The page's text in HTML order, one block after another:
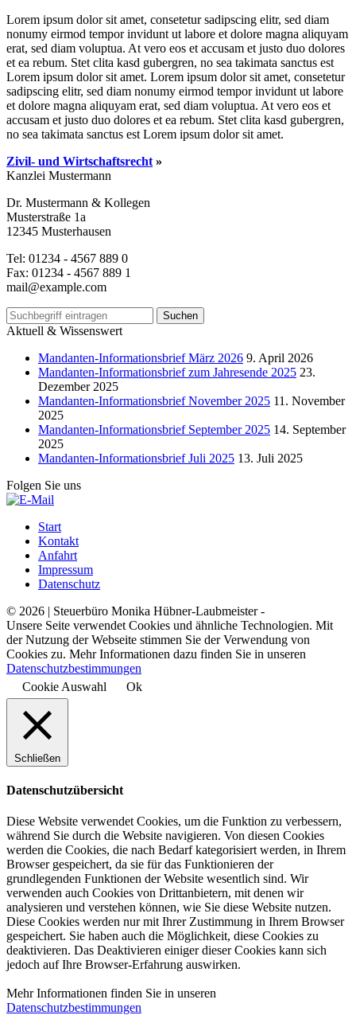
Lorem ipsum dolor sit amet, consetetur sadipscing elitr, sed diam
nonumy eirmod tempor invidunt ut labore et dolore magna aliquyam
erat, sed diam voluptua. At vero eos et accusam et justo duo dolores
et ea rebum. Stet clita kasd gubergren, no sea takimata sanctus est
Lorem ipsum dolor sit amet. Lorem ipsum dolor sit amet, consetetur
sadipscing elitr, sed diam nonumy eirmod tempor invidunt ut labore
et dolore magna aliquyam erat, sed diam voluptua. At vero eos et
accusam et justo duo dolores et ea rebum. Stet clita kasd gubergren,
no sea takimata sanctus est Lorem ipsum dolor sit amet.
Zivil- und Wirtschaftsrecht »
Kanzlei Mustermann
Dr. Mustermann & Kollegen
Musterstraße 1a
12345 Musterhausen
Tel: 01234 - 4567 889 0
Fax: 01234 - 4567 889 1
mail@example.com
Aktuell & Wissenswert
Mandanten-Informationsbrief März 2026 9. April 2026
Mandanten-Informationsbrief zum Jahresende 2025 23.
Dezember 2025
Mandanten-Informationsbrief November 2025 11. November
2025
Mandanten-Informationsbrief September 2025 14. September
2025
Mandanten-Informationsbrief Juli 2025 13. Juli 2025
Folgen Sie uns
Start
Kontakt
Anfahrt
Impressum
Datenschutz
© 2026 | Steuerbüro Monika Hübner-Laubmeister -
Unsere Seite verwendet Cookies und ähnliche Technologien. Mit
der Nutzung der Webseite stimmen Sie der Verwendung von
Cookies zu. Mehr Informationen dazu finden Sie in unseren
Datenschutzbestimmungen
Cookie Auswahl
Ok
Schließen
Datenschutzübersicht
Diese Website verwendet Cookies, um die Funktion zu verbessern,
während Sie durch die Website navigieren. Von diesen Cookies
werden die Cookies, die nach Bedarf kategorisiert werden, in Ihrem
Browser gespeichert, da sie für das Funktionieren der
grundlegenden Funktionen der Website wesentlich sind. Wir
verwenden auch Cookies von Drittanbietern, mit denen wir
analysieren und verstehen können, wie Sie diese Website nutzen.
Diese Cookies werden nur mit Ihrer Zustimmung in Ihrem Browser
gespeichert. Sie haben auch die Möglichkeit, diese Cookies zu
deaktivieren. Das Deaktivieren einiger dieser Cookies kann sich
jedoch auf Ihre Browser-Erfahrung auswirken.
Mehr Informationen finden Sie in unseren
Datenschutzbestimmungen